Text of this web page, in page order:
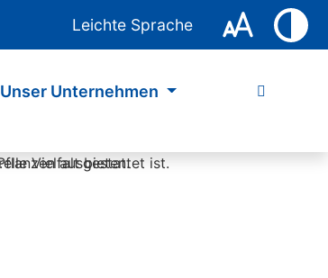
Leichte Sprache
Unser Unternehmen